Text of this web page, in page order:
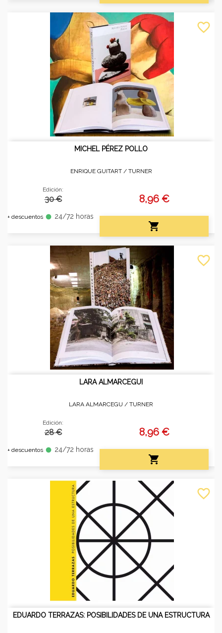
MICHEL PÉREZ POLLO
ENRIQUE GUITART / TURNER
Edición:
30 €
+ descuentos fiber_manual_record 24/72 horas
8,96 €

favorite_border
LARA ALMARCEGUI
LARA ALMARCEGU / TURNER
Edición:
28 €
+ descuentos fiber_manual_record 24/72 horas
8,96 €

favorite_border
EDUARDO TERRAZAS: POSIBILIDADES DE UNA ESTRUCTURA
favorite_border